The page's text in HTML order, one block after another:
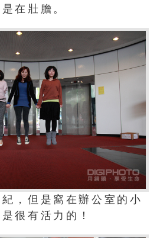
在壯膽。
，但是窩在辦公室的小
很有活力的！